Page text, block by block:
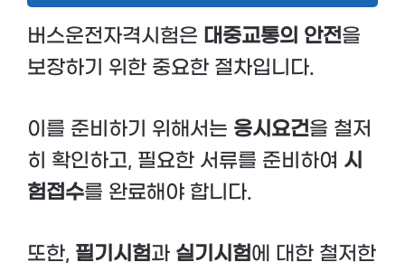
버스운전자격시험은 대중교통의 안전을
보장하기 위한 중요한 절차입니다.
이를 준비하기 위해서는 응시요건을 철저
히 확인하고, 필요한 서류를 준비하여 시
험접수를 완료해야 합니다.
또한, 필기시험과 실기시험에 대한 철저한